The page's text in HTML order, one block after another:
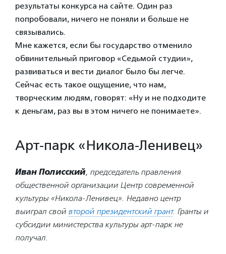
результаты конкурса на сайте. Один раз
попробовали, ничего не поняли и больше не
связывались.
Мне кажется, если бы государство отменило
обвинительный приговор «Седьмой студии»,
развиваться и вести диалог было бы легче.
Сейчас есть такое ощущение, что нам,
творческим людям, говорят: «Ну и не подходите
к деньгам, раз вы в этом ничего не понимаете».
Арт-парк «Никола-Ленивец»
Иван Полисский, председатель правления
общественной организации Центр современной
культуры «Никола-Ленивец». Недавно центр
выиграл свой второй президентский грант. Гранты и
субсидии министерства культуры арт-парк не
получал.